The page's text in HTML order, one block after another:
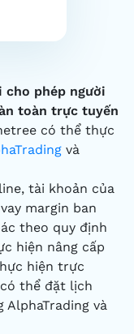
cho phép người
toàn trực tuyến
có thể thực
và
tài khoản của
margin ban
theo quy định
hiện nâng cấp
hiện trực
thể đặt lịch
và